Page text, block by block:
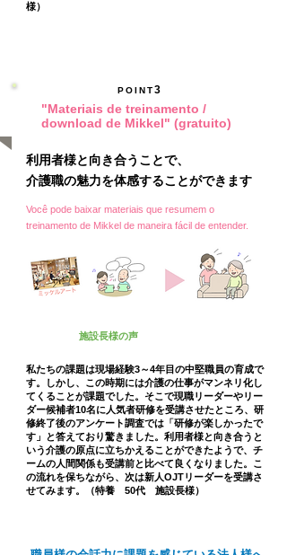
様）
POINT3
"Materiais de treinamento /
download de Mikkel" (gratuito)
利用者様と向き合うことで、
介護職の魅力を体感することができます
Você pode baixar materiais que resumem o
treinamento de Mikkel de maneira fácil de entender.
施設長様の声
私たちの課題は現場経験3～4年目の中堅職員の育成で
す。しかし、この時期には介護の仕事がマンネリ化し
てくることが課題でした。そこで現職リーダーやリー
ダー候補者10名に人気者研修を受講させたところ、研
修終了後のアンケート調査では「研修が楽しかったで
す」と答えており驚きました。利用者様と向き合うと
いう介護の原点に立ちかえることができたようで、チ
ームの人間関係も受講前と比べて良くなりました。こ
の流れを保ちながら、次は新人OJTリーダーを受講さ
せてみます。（特養 50代 施設長様）